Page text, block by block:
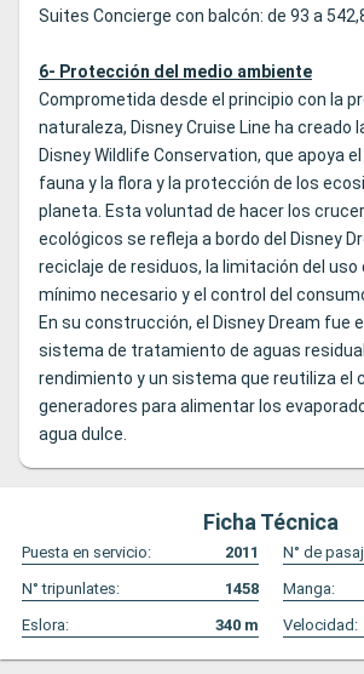
Suites Concierge con balcón: de 93 a
6- Protección del medio ambiente
Comprometida desde el principio con la
naturaleza, Disney Cruise Line ha creado
Disney Wildlife Conservation, que apoya
fauna y la flora y la protección de los
planeta. Esta voluntad de hacer los
ecológicos se refleja a bordo del Disney
reciclaje de residuos, la limitación del uso
mínimo necesario y el control del
En su construcción, el Disney Dream fue
sistema de tratamiento de aguas
rendimiento y un sistema que reutiliza el
generadores para alimentar los
agua dulce.
Ficha Técnica
Puesta en servicio: 2011 N° de
N° tripunlates:
1458 Manga:
Eslora:
340 m Velocidad: